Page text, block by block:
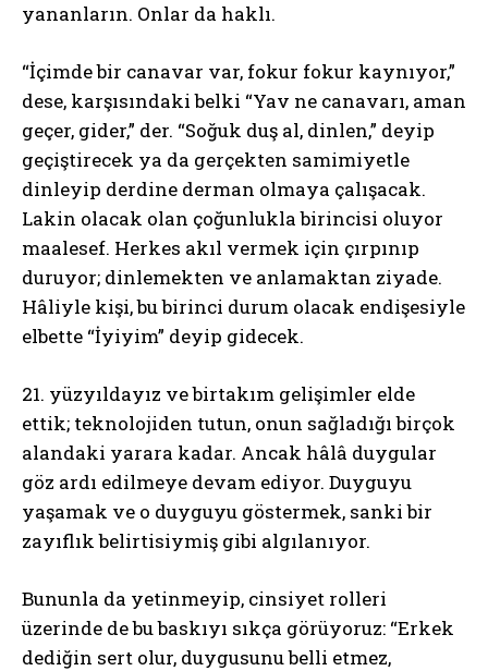
yananların. Onlar da haklı.
“İçimde bir canavar var, fokur fokur kaynıyor,”
dese, karşısındaki belki “Yav ne canavarı, aman
geçer, gider,” der. “Soğuk duş al, dinlen,” deyip
geçiştirecek ya da gerçekten samimiyetle
dinleyip derdine derman olmaya çalışacak.
Lakin olacak olan çoğunlukla birincisi oluyor
maalesef. Herkes akıl vermek için çırpınıp
duruyor; dinlemekten ve anlamaktan ziyade.
Hâliyle kişi, bu birinci durum olacak endişesiyle
elbette “İyiyim” deyip gidecek.
21. yüzyıldayız ve birtakım gelişimler elde
ettik; teknolojiden tutun, onun sağladığı birçok
alandaki yarara kadar. Ancak hâlâ duygular
göz ardı edilmeye devam ediyor. Duyguyu
yaşamak ve o duyguyu göstermek, sanki bir
zayıflık belirtisiymiş gibi algılanıyor.
Bununla da yetinmeyip, cinsiyet rolleri
üzerinde de bu baskıyı sıkça görüyoruz: “Erkek
dediğin sert olur, duygusunu belli etmez,